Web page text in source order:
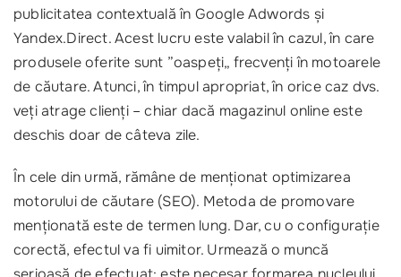
publicitatea contextuală în Google Adwords și
Yandex.Direct. Acest lucru este valabil în cazul, în care
produsele oferite sunt ”oaspeți„ frecvenți în motoarele
de căutare. Atunci, în timpul apropriat, în orice caz dvs.
veți atrage clienți – chiar dacă magazinul online este
deschis doar de câteva zile.
În cele din urmă, rămâne de menționat optimizarea
motorului de căutare (SEO). Metoda de promovare
menționată este de termen lung. Dar, cu o configurație
corectă, efectul va fi uimitor. Urmează o muncă